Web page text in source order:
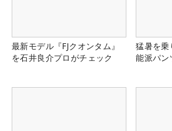
最新モデル『FJクオンタム』
を石井良介プロがチェック
猛暑を乗
能派パン